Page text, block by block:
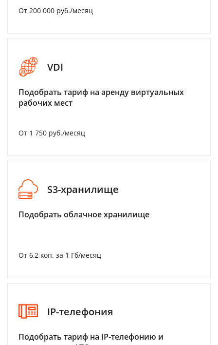
От 200 000 руб./месяц
VDI
Подобрать тариф на аренду виртуальных
рабочих мест
От 1 750 руб./месяц
S3-хранилище
Подобрать облачное хранилище
От 6,2 коп. за 1 Гб/месяц
IP-телефония
Подобрать тариф на IP-телефонию и